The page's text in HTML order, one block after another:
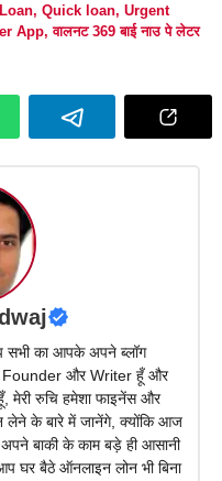
Loan, Quick loan, Urgent
App,वालनट 369 बाई नाउ पे लेटर
सभी का आपके अपने ब्लॉग
Founder और Writer हूँ और
मेरी रुचि हमेशा फाइनेंस और
लेने के बारे में जानेंगे, क्योंकि आज
बाकी के काम बड़े ही आसानी
बैठे ऑनलाइन लोन भी बिना